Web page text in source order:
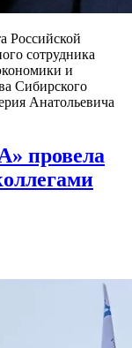
Российской
сотрудника
и
Сибирского
Анатольевича
провела